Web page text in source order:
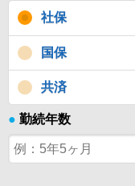
社保
国保
共済
● 勤続年数